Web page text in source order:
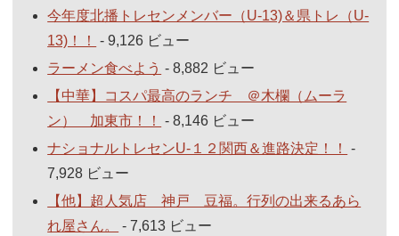
今年度北播トレセンメンバー（U-13)＆県トレ（U-
13)！！
- 9,126 ビュー
ラーメン食べよう - 8,882 ビュー
【中華】コスパ最高のランチ ＠木欄（ムーラ
ン） 加東市！！
- 8,146 ビュー
ナショナルトレセンU-１２関西＆進路決定！！
-
7,928 ビュー
【他】超人気店 神戸 豆福。行列の出来るあら
れ屋さん。
- 7,613 ビュー